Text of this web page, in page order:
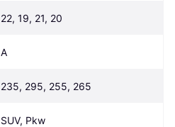
22, 19, 21, 20
A
235, 295, 255, 265
SUV, Pkw